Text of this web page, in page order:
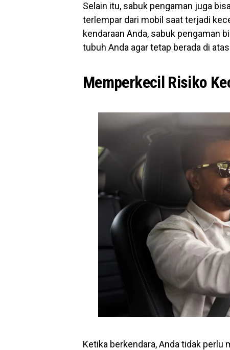
Selain itu, sabuk pengaman juga
terlempar dari mobil saat terjadi
kendaraan Anda, sabuk pengaman
tubuh Anda agar tetap berada di
Memperkecil Risiko
Ketika berkendara, Anda tidak